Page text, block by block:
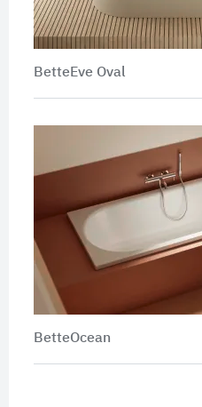
BetteEve Oval
BetteOcean